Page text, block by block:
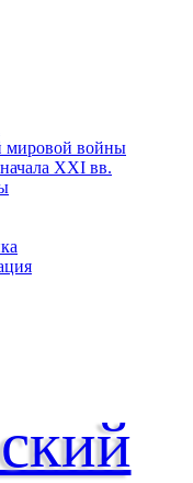
мировой войны
XXI вв.